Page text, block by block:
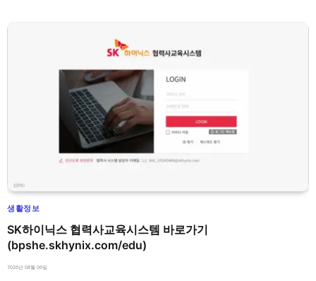
생활정보
SK하이닉스 협력사교육시스템 바로가기
(bpshe.skhynix.com/edu)
2026년 08월 06일